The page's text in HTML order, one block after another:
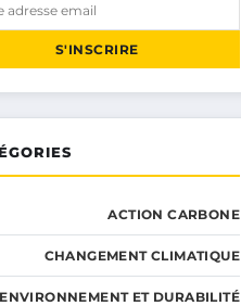
S'INSCRIRE
ACTION CARBONE
CHANGEMENT CLIMATIQUE
ENVIRONNEMENT ET DURABILITÉ